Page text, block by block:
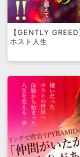
【GENTLY
ホスト人生